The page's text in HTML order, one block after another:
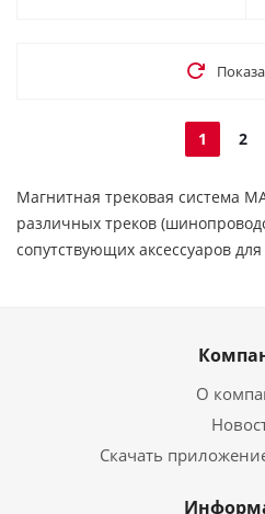
1 2
Магнитная трековая система
различных треков
сопутствующих аксессуаров
О
Скачать